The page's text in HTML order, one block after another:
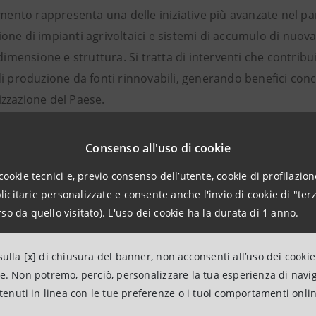
Consenso all'uso di cookie
tecnici e, previo consenso dell’utente, cookie di
personalizzate e consente anche l'invio di cookie di
da quello visitato). L'uso dei cookie ha la durata di 1 anno.
[x] di chiusura del banner, non acconsenti all’uso dei
Non potremo, perciò, personalizzare la tua esperienza di
in linea con le tue preferenze o i tuoi comportamenti
rappresenta una delle iniziative più avanzate nel
di impianti agrivoltaici e sistemi di accumulo di
e struttura. Si tratta di interventi che
produzione da fonti rinnovabili, generando benefici
del Paese.
,
per l’accesso ai diversi profili regolatori e ai
beneficeranno dei meccanismi FER X ed Energy
i sistemi BESS accederanno al Meccanismo di
dell’operazione, la Società è stata assistita da Legance
Advisors. Gli istituti bancari sono stati affiancati
di consulente tecnico, da Marsh come consulente